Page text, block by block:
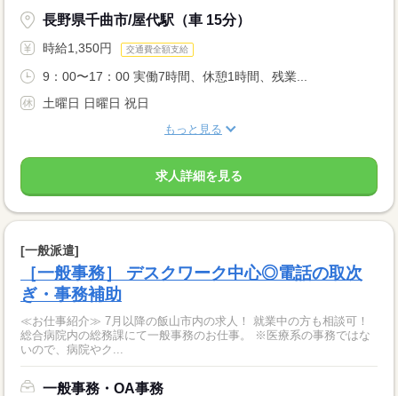
長野県千曲市/屋代駅（車 15分）
時給1,350円 交通費全額支給
9：00〜17：00 実働7時間、休憩1時間、残業...
土曜日 日曜日 祝日
もっと見る
求人詳細を見る
[一般派遣]
［一般事務］ デスクワーク中心◎電話の取次
ぎ・事務補助
≪お仕事紹介≫ 7月以降の飯山市内の求人！ 就業中の方も相談可！
総合病院内の総務課にて一般事務のお仕事。 ※医療系の事務ではな
いので、病院やク...
一般事務・OA事務